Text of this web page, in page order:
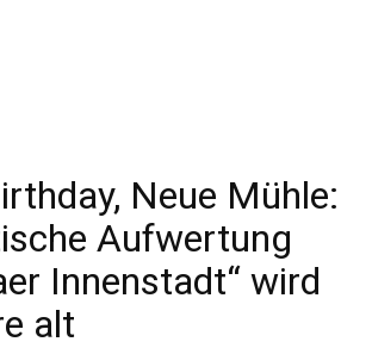
Neue Mühle:
Aufwertung
Innenstadt“ wird
alt